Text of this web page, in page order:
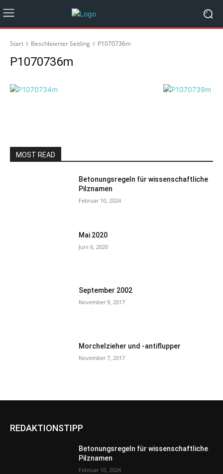
Start Beschleierter Seitling P1070736m
P1070736m
MOST READ
Betonungsregeln für wissenschaftliche
Pilznamen
Februar 10, 2024
Mai 2020
Juni 6, 2020
September 2002
November 9, 2017
Morchelzieher und -antiflupper
November 7, 2017
REDAKTIONSTIPP
Betonungsregeln für wissenschaftliche
Pilznamen
Februar 10, 2024